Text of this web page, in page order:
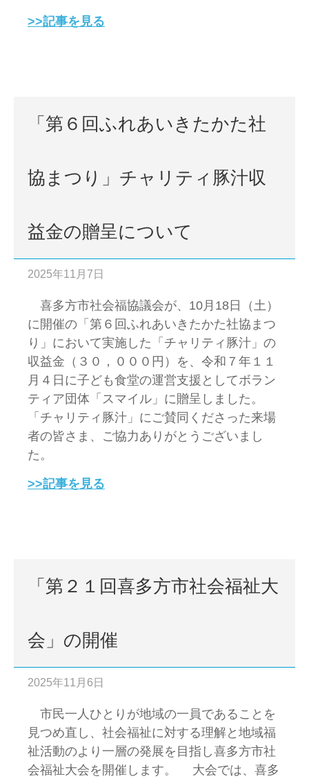
>>記事を見る
「第６回ふれあいきたかた社
協まつり」チャリティ豚汁収
益金の贈呈について
2025年11月7日
喜多方市社会福協議会が、10月18日（土）
に開催の「第６回ふれあいきたかた社協まつ
り」において実施した「チャリティ豚汁」の
収益金（３０，０００円）を、令和７年１１
月４日に子ども食堂の運営支援としてボラン
ティア団体「スマイル」に贈呈しました。
「チャリティ豚汁」にご賛同くださった来場
者の皆さま、ご協力ありがとうございまし
た。
>>記事を見る
「第２１回喜多方市社会福祉大
会」の開催
2025年11月6日
市民一人ひとりが地域の一員であることを
見つめ直し、社会福祉に対する理解と地域福
祉活動のより一層の発展を目指し喜多方市社
会福祉大会を開催します。 大会では、喜多